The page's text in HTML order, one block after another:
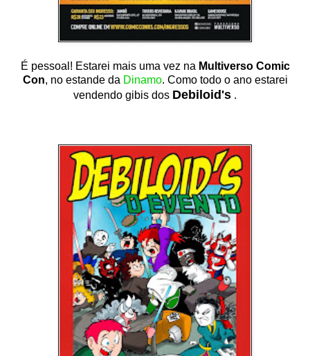
É pessoal! Estarei mais uma vez na Multiverso Comic
Con, no estande da Dinamo. Como todo o ano estarei
vendendo gibis dos Debiloid's .